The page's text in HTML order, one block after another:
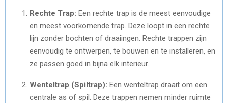
Rechte Trap: Een rechte trap is de meest eenvoudige
en meest voorkomende trap. Deze loopt in een rechte
lijn zonder bochten of draaiingen. Rechte trappen zijn
eenvoudig te ontwerpen, te bouwen en te installeren, en
ze passen goed in bijna elk interieur.
Wenteltrap (Spiltrap): Een wenteltrap draait om een
centrale as of spil. Deze trappen nemen minder ruimte